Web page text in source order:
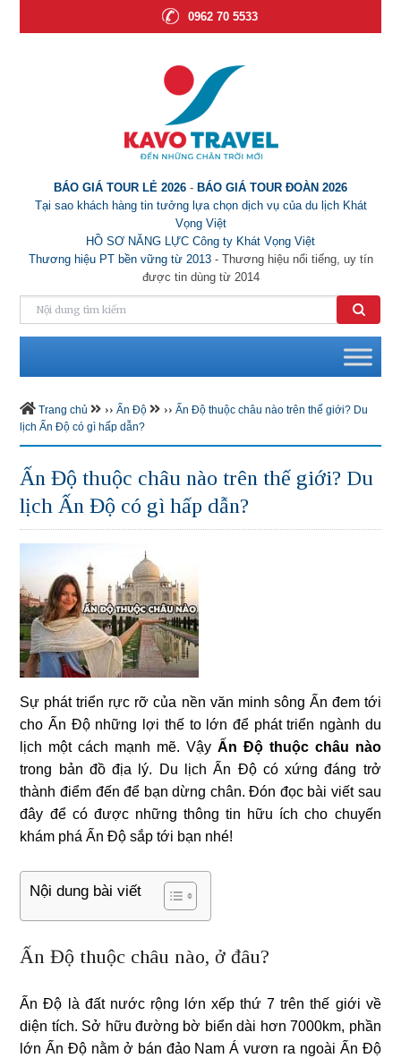
0962 70 5533
BÁO GIÁ TOUR LẺ 2026 - BÁO GIÁ TOUR ĐOÀN 2026
Tại sao khách hàng tin tưởng lựa chọn dịch vụ của du lịch Khát
Vọng Việt
HỒ SƠ NĂNG LỰC Công ty Khát Vọng Việt
Thương hiệu PT bền vững từ 2013- Thương hiệu nổi tiếng, uy tín
được tin dùng từ 2014
Trang chủ ›› Ấn Độ ›› Ấn Độ thuộc châu nào trên thế giới? Du
lịch Ấn Độ có gì hấp dẫn?
Ấn Độ thuộc châu nào trên thế giới? Du
lịch Ấn Độ có gì hấp dẫn?
Sự phát triển rực rỡ của nền văn minh sông Ấn đem tới
cho Ấn Độ những lợi thế to lớn để phát triển ngành du
lịch một cách mạnh mẽ. Vậy Ấn Độ thuộc châu nào
trong bản đồ địa lý. Du lịch Ấn Độ có xứng đáng trở
thành điểm đến để bạn dừng chân. Đón đọc bài viết sau
đây để có được những thông tin hữu ích cho chuyến
khám phá Ấn Độ sắp tới bạn nhé!
Nội dung bài viết
Ấn Độ thuộc châu nào, ở đâu?
Ấn Độ là đất nước rộng lớn xếp thứ 7 trên thế giới về
diện tích. Sở hữu đường bờ biển dài hơn 7000km, phần
lớn Ấn Độ nằm ở bán đảo Nam Á vươn ra ngoài Ấn Độ